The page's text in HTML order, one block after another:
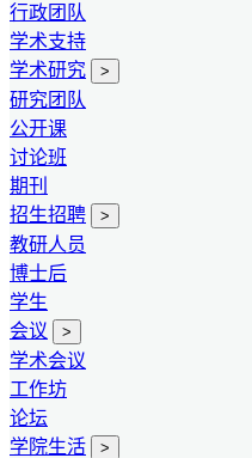
行政团队
学术支持
学术研究
>
研究团队
公开课
讨论班
期刊
招生招聘
>
教研人员
博士后
学生
会议
>
学术会议
工作坊
论坛
学院生活
>